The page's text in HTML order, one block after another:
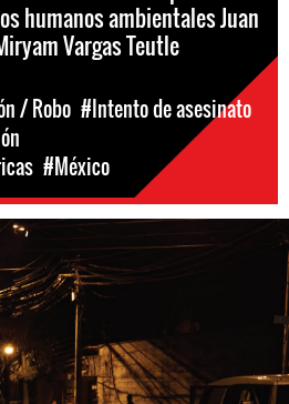
humanos ambientales Juan
Vargas Teutle
/ Robo #Intento de asesinato
#México